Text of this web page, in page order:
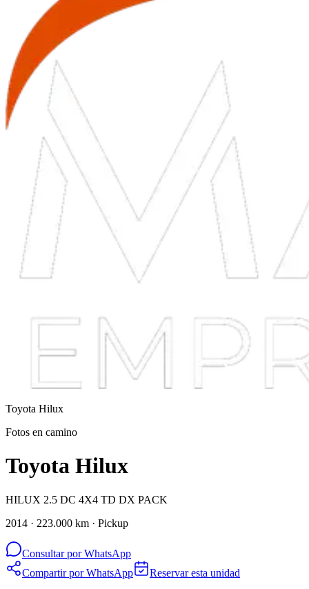
Toyota Hilux
Fotos en camino
Toyota Hilux
HILUX 2.5 DC 4X4 TD DX PACK
2014 · 223.000 km · Pickup
Consultar por WhatsApp
Compartir por WhatsApp
Reservar esta unidad